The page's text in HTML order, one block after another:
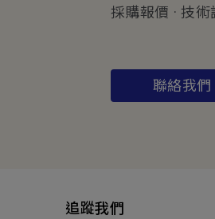
採購報價 · 技術
聯絡我們
追蹤我們